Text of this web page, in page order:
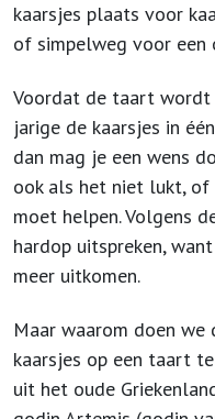
kaarsjes plaats voor
of simpelweg voor een
Voordat de taart wordt
jarige de kaarsjes in
dan mag je een wens
ook als het niet lukt, of
moet helpen. Volgens
hardop uitspreken,
meer uitkomen.
Maar waarom doen
kaarsjes op een taart
uit het oude